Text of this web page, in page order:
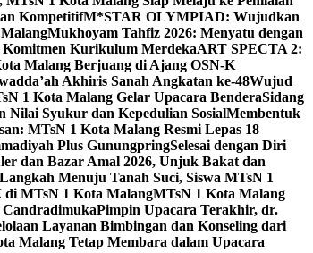
KompetitifM*STAR OLYMPIAD: Wujudkan
Mukhoyam Tahfiz 2026: Menyatu dengan
Komitmen Kurikulum MerdekaART SPECTA 2:
Malang Berjuang di Ajang OSN-K
Akhiris Sanah Angkatan ke-48Wujud
1 Kota Malang Gelar Upacara BenderaSidang
Nilai Syukur dan Kepedulian SosialMembentuk
MTsN 1 Kota Malang Resmi Lepas 18
Plus GunungpringSelesai dengan Diri
dan Bazar Amal 2026, Unjuk Bakat dan
Menuju Tanah Suci, Siswa MTsN 1
MTsN 1 Kota MalangMTsN 1 Kota Malang
Pimpin Upacara Terakhir, dr.
Layanan Bimbingan dan Konseling dari
Malang Tetap Membara dalam Upacara